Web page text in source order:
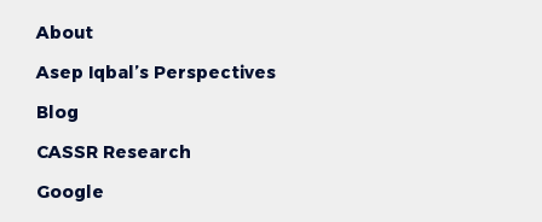
About
Asep Iqbal’s Perspectives
Blog
CASSR Research
Google